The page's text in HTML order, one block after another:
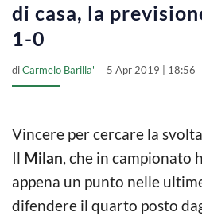
di casa, la
1-0
diCarmelo Barilla' 5 Apr 2019 | 18:56
Vincere per cercare la
Il Milan, che in campionato
appena un punto nelle
difendere il quarto posto